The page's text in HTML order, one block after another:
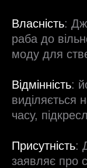
Власність:
раба до
моду для
Відмінність:
виділяється
часу,
Присутність:
заявляє про